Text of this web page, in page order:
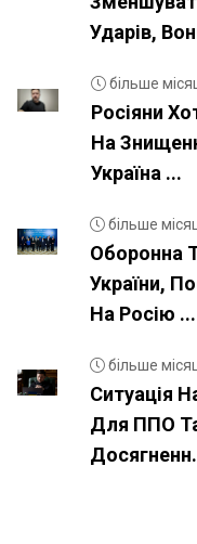
Ударів,
більше
Росіяни
На
Україна ...
більше
Оборонна
України,
На Росію ...
більше
Ситуація
Для ППО